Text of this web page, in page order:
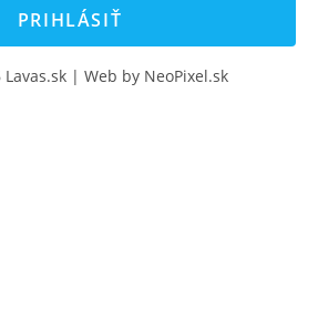
PRIHLÁSIŤ
| Web by NeoPixel.sk